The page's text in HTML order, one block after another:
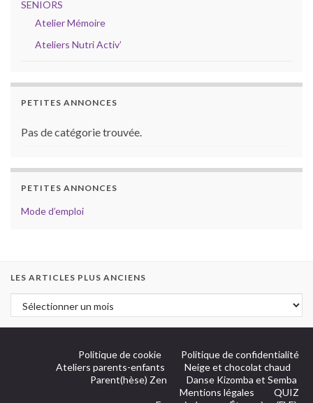
SENIORS
Atelier Mémoire
Ateliers Nutri Activ’
PETITES ANNONCES
Pas de catégorie trouvée.
PETITES ANNONCES
Mode d’emploi
LES ARTICLES PLUS ANCIENS
Politique de cookie
Politique de confidentialité
Ateliers parents-enfants
Neige et chocolat chaud
Parent(hèse) Zen
Danse Kizomba et Semba
Mentions légales
QUIZ